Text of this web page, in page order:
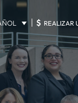
$ REALIZAR